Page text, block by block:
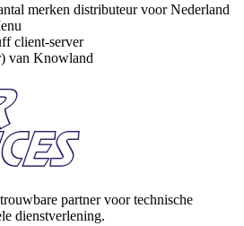
merken distributeur voor Nederland
client-server
van Knowland
partner voor technische
dienstverlening.